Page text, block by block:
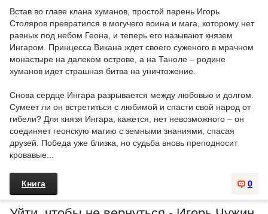
Встав во главе клана хуманов, простой парень Игорь
Столяров превратился в могучего воина и мага, которому нет
равных под небом Геона, и теперь его называют князем
Ингаром. Принцесса Викана ждет своего суженого в мрачном
монастыре на далеком острове, а на Таноле – родине
хуманов идет страшная битва на уничтожение.
Снова сердце Ингара разрывается между любовью и долгом.
Сумеет ли он встретиться с любимой и спасти свой народ от
гибели? Для князя Ингара, кажется, нет невозможного – он
соединяет геонскую магию с земными знаниями, спасая
друзей. Победа уже близка, но судьба вновь преподносит
кровавые...
0
Книга